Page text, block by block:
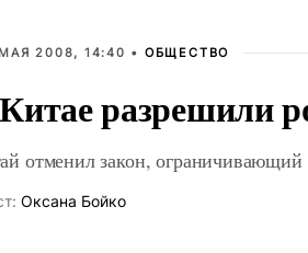
2008, 14:40 • ОБЩЕСТВО
разрешили
отменил закон, ограничивающий
Оксана Бойко